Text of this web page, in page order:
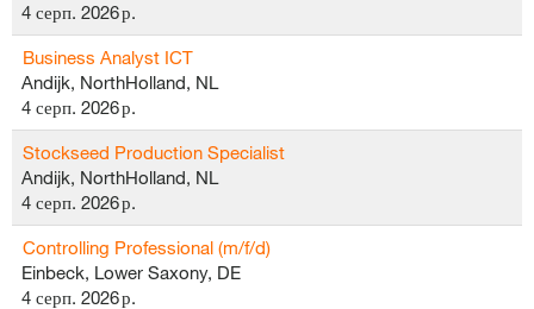
4 серп. 2026 р.
Business Analyst ICT
Andijk, NorthHolland, NL
4 серп. 2026 р.
Stockseed Production Specialist
Andijk, NorthHolland, NL
4 серп. 2026 р.
Controlling Professional (m/f/d)
Einbeck, Lower Saxony, DE
4 серп. 2026 р.